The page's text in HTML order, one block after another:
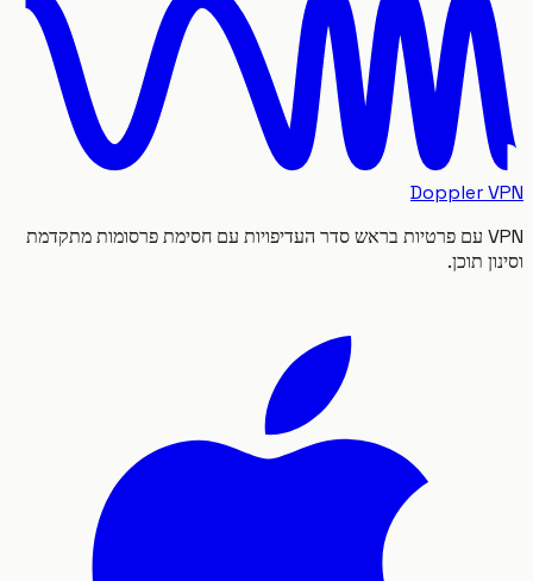
Doppler
VPN עם פרטיות בראש סדר העדיפויות עם חסימת פרסומות מתקדמת
תוכן.